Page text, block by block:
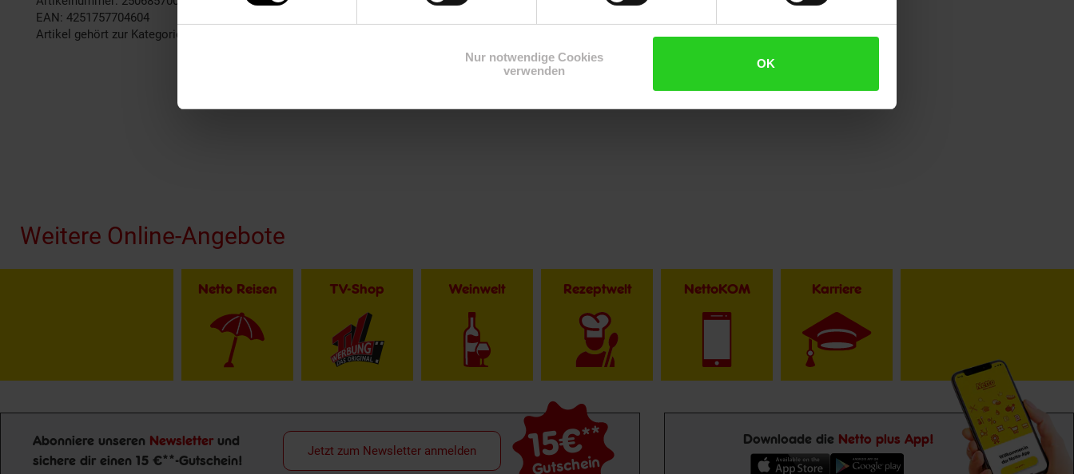
Nur notwendige Cookies
verwenden
OK
EAN: 4251757704604
Artikel gehört zur Kategorie:
Weitere Online-Angebote
Netto Reisen TV-Shop Weinwelt Rezeptwelt NettoKOM Karriere
Newsletter Anmeldung
Abonniere unseren Newsletter und
sichere dir einen 15 €**-Gutschein!
15€**
Gutschein
Jetzt zum Newsletter anmelden
Downloade die Netto plus App!